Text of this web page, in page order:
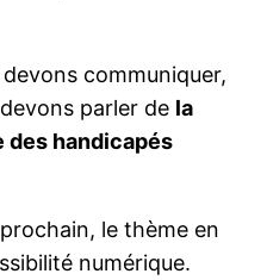
devons communiquer,
parler de la
des handicapés
le thème en
numérique.